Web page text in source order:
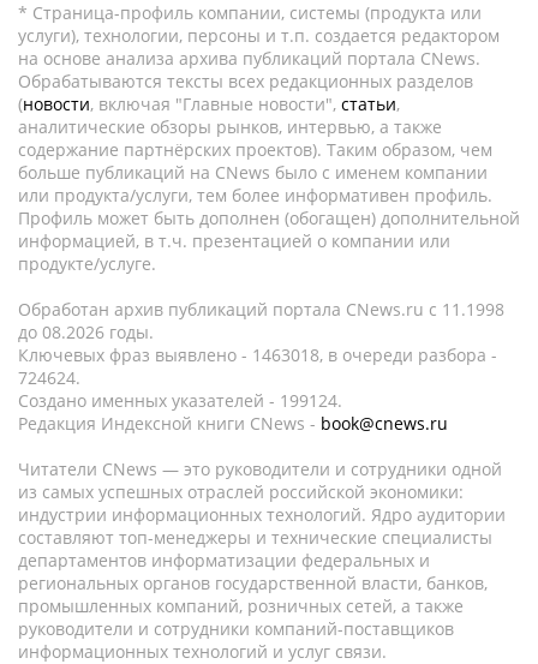
* Страница-профиль компании, системы (продукта или
услуги), технологии, персоны и т.п. создается редактором
на основе анализа архива публикаций портала CNews.
Обрабатываются тексты всех редакционных разделов
(новости, включая "Главные новости", статьи,
аналитические обзоры рынков, интервью, а также
содержание партнёрских проектов). Таким образом, чем
больше публикаций на CNews было с именем компании
или продукта/услуги, тем более информативен профиль.
Профиль может быть дополнен (обогащен) дополнительной
информацией, в т.ч. презентацией о компании или
продукте/услуге.
Обработан архив публикаций портала CNews.ru c 11.1998
до 08.2026 годы.
Ключевых фраз выявлено - 1463018, в очереди разбора -
724624.
Создано именных указателей - 199124.
Редакция Индексной книги CNews - book@cnews.ru
Читатели CNews — это руководители и сотрудники одной
из самых успешных отраслей российской экономики:
индустрии информационных технологий. Ядро аудитории
составляют топ-менеджеры и технические специалисты
департаментов информатизации федеральных и
региональных органов государственной власти, банков,
промышленных компаний, розничных сетей, а также
руководители и сотрудники компаний-поставщиков
информационных технологий и услуг связи.